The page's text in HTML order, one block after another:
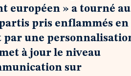
européen » a tourné au
pris enflammés en
par une
à jour le niveau
sur